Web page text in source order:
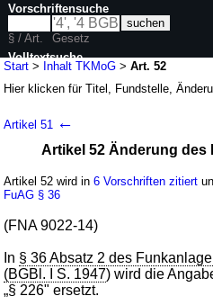
Start > Inhalt TKMoG >Art. 52
Hier klicken fürTitel, Fundstelle,
(TKMoGk.a.Abk.)
G. v. 23.06.2021BGBl. I S. 1858, 2022
Geltung ab 01.12.2021, abweichend
61 Änderungen |
Artikel 51 ←
Artikel 52 Änderung des
Artikel 52 wird in6 Vorschriften zitiert
FuAG § 36
(FNA 9022-14)
In § 36 Absatz 2 des
(BGBl. I S. 1947) wird die
„§ 226" ersetzt.
Vorschriftensuche
§ / Art.
Gesetz
Volltextsuche
nur in TKMoG